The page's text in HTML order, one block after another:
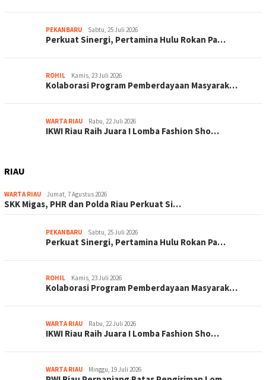
PEKANBARU Sabtu, 25 Juli 2026
Perkuat Sinergi, Pertamina Hulu Rokan Pa…
ROHIL Kamis, 23 Juli 2026
Kolaborasi Program Pemberdayaan Masyarak…
WARTA RIAU Rabu, 22 Juli 2026
IKWI Riau Raih Juara I Lomba Fashion Sho…
RIAU
WARTA RIAU Jumat, 7 Agustus 2026
SKK Migas, PHR dan Polda Riau Perkuat Si…
PEKANBARU Sabtu, 25 Juli 2026
Perkuat Sinergi, Pertamina Hulu Rokan Pa…
ROHIL Kamis, 23 Juli 2026
Kolaborasi Program Pemberdayaan Masyarak…
WARTA RIAU Rabu, 22 Juli 2026
IKWI Riau Raih Juara I Lomba Fashion Sho…
WARTA RIAU Minggu, 19 Juli 2026